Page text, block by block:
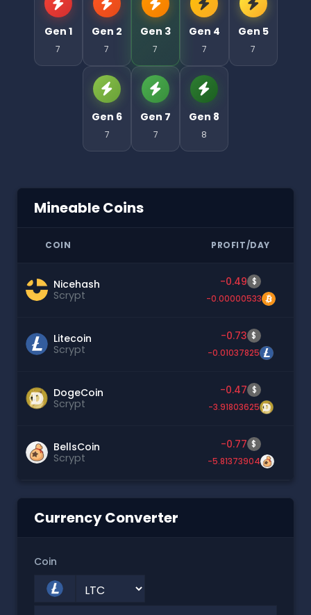
Gen 1
7
Gen 2
7
Gen 3
7
Gen 4
7
Gen 5
7
Gen 6
7
Gen 7
7
Gen 8
8
Mineable Coins
COIN PROFIT/DAY
Nicehash
Scrypt
-0.49 $
-0.00000533
Litecoin
Scrypt
-0.73 $
-0.01037825
DogeCoin
Scrypt
-0.47 $
-3.91803625
BellsCoin
Scrypt
-0.77 $
-5.81373904
Currency Converter
Coin